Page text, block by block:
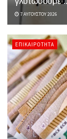
7 ΑΥΓΟΎΣΤΟΥ 2026
ΕΠΙΚΑΙΡΌΤΗΤΑ